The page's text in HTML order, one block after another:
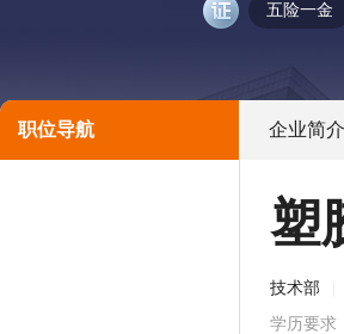
五险一金
职位导航 企业简介
塑
技术部
学历要求